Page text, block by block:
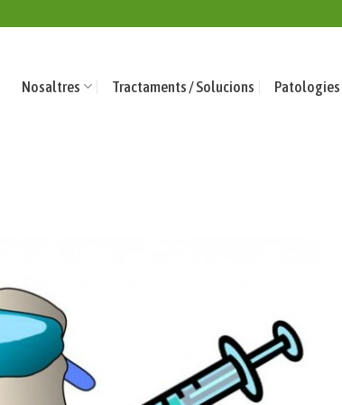
Nosaltres Tractaments / Solucions Patologies